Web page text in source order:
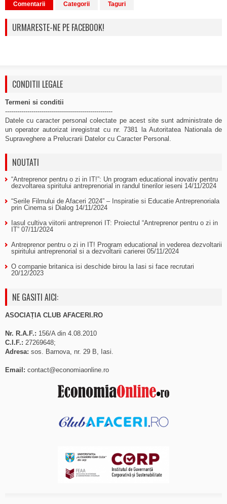
Comentarii Categorii Taguri
URMARESTE-NE PE FACEBOOK!
CONDITII LEGALE
Termeni si conditii
-----------------------------------------------------
Datele cu caracter personal colectate pe acest site sunt administrate de
un operator autorizat inregistrat cu nr. 7381 la Autoritatea Nationala de
Supraveghere a Prelucrarii Datelor cu Caracter Personal.
NOUTATI
“Antreprenor pentru o zi in IT!”: Un program educational inovativ pentru
dezvoltarea spiritului antreprenorial in randul tinerilor ieseni 14/11/2024
“Serile Filmului de Afaceri 2024” – Inspiratie si Educatie Antreprenoriala
prin Cinema si Dialog 14/11/2024
Iasul cultiva viitorii antreprenori IT: Proiectul “Antreprenor pentru o zi in
IT” 07/11/2024
Antreprenor pentru o zi in IT! Program educational in vederea dezvoltarii
spiritului antreprenorial si a dezvoltarii carierei 05/11/2024
O companie britanica isi deschide birou la Iasi si face recrutari
20/12/2023
NE GASITI AICI:
ASOCIAȚIA CLUB AFACERI.RO
Nr. R.A.F.: 156/A din 4.08.2010
C.I.F.: 27269648;
Adresa: sos. Barnova, nr. 29 B, Iasi.
Email: contact@economiaonline.ro